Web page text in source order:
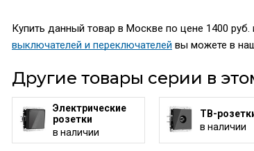
Купить данный товар в Москве по цене 1400 руб.
выключателей и переключателей вы можете в
Другие товары серии в
Электрические
розетки
в наличии
ТВ-
в наличии